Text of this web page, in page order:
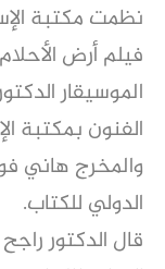
نظمت مكتبة
فيلم أرض
الموسيقار
الفنون بمكتبة
والمخرج هاني
الدولي للكتاب.
قال الدكتور